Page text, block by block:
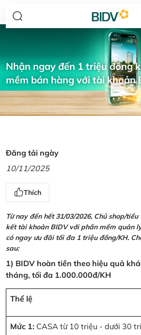
Nhận ngay đến 1 triệu đồng
mềm bán hàng với tài khoản
Đăng tải ngày
10/11/2025
Thích
Từ nay đến hết 31/03/2026, Chủ shop/
kết tài khoản BIDV với phần mềm quản
có ngay ưu đãi tối đa 1 triệu đồng/KH.
sau:
1) BIDV hoàn tiền theo hiệu quả
tháng, tối đa 1.000.000đ/KH
Thể lệ
Mức 1: CASA từ 10 triệu - dưới 30